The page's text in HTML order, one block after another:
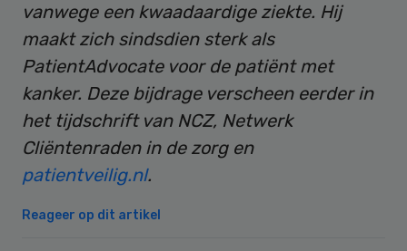
vanwege een kwaadaardige ziekte. Hij
maakt zich sindsdien sterk als
PatientAdvocate voor de patiënt met
kanker. Deze bijdrage verscheen eerder in
het tijdschrift van NCZ, Netwerk
Cliëntenraden in de zorg en
patientveilig.nl.
Reageer op dit artikel